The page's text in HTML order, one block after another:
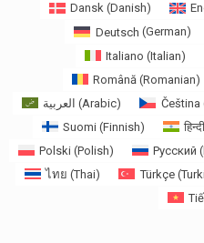
Dansk(Danish)
Deutsch (German)
Italiano (Italian)
Română (Romanian)
العربية (Arabic) Čeština
Suomi(Finnish) हिन्दी
Polski(Polish) Русский (
ไทย (Thai) Türkçe(